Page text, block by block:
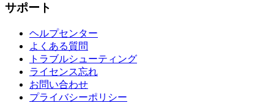
サポート
ヘルプセンター
よくある質問
トラブルシューティング
ライセンス忘れ
お問い合わせ
プライバシーポリシー